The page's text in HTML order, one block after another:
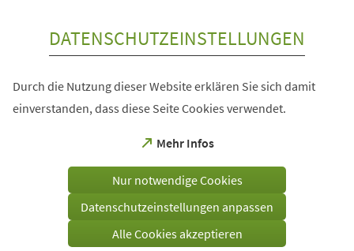
DATENSCHUTZEINSTELLUNGEN
Durch die Nutzung dieser Website erklären Sie sich damit
einverstanden, dass diese Seite Cookies verwendet.
Mehr Infos
(Öffnet
einem
Tab)
Nur notwendige Cookies
Datenschutzeinstellungen anpassen
Alle Cookies akzeptieren